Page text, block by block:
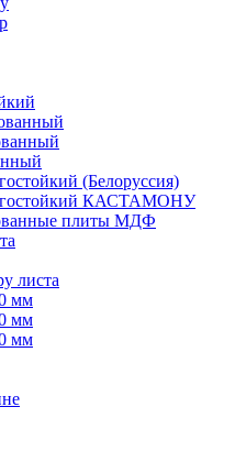
(Белоруссия)
КАСТАМОНУ
плиты МДФ
листа
мм
мм
мм